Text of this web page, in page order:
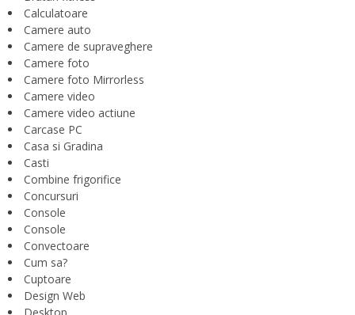
Calculatoare
Camere auto
Camere de supraveghere
Camere foto
Camere foto Mirrorless
Camere video
Camere video actiune
Carcase PC
Casa si Gradina
Casti
Combine frigorifice
Concursuri
Console
Console
Convectoare
Cum sa?
Cuptoare
Design Web
Desktop